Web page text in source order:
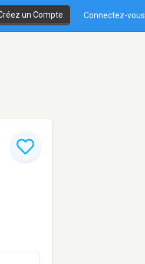
un Compte Connectez-vous